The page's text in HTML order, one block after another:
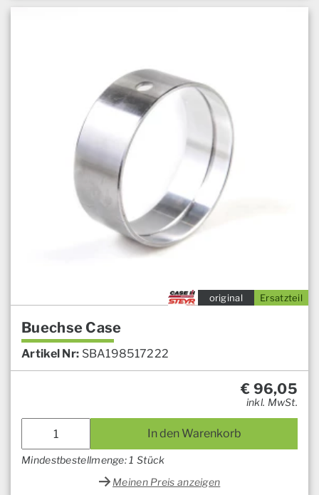
Ersatzteil
original
Buechse Case
Artikel Nr: SBA198517222
€ 96,05
inkl. MwSt.
In den Warenkorb
Mindestbestellmenge: 1 Stück
Meinen Preis anzeigen